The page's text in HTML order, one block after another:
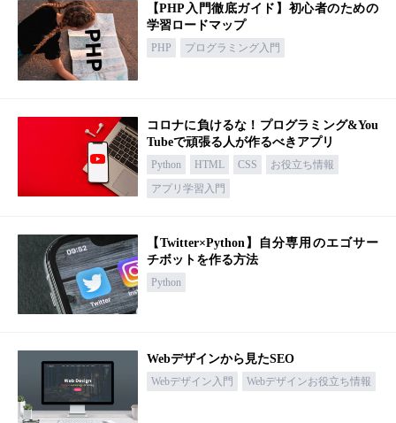
【PHP入門徹底ガイド】初心者のための
学習ロードマップ
PHP プログラミング入門
コロナに負けるな！プログラミング&You
Tubeで頑張る人が作るべきアプリ
Python HTML CSS
お役立ち情報
アプリ学習入門
【Twitter×Python】自分専用のエゴサー
チボットを作る方法
Python
Webデザインから見たSEO
Webデザイン入門 Webデザインお役立ち情報